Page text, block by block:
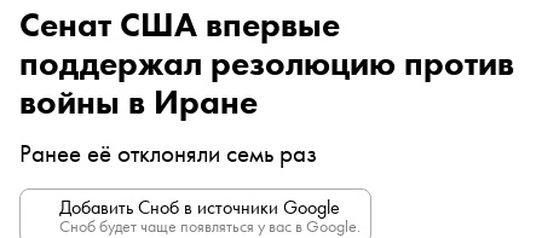
Сенат США впервые
поддержал резолюцию против
войны в Иране
Ранее её отклоняли семь раз
Добавить Сноб в источники Google
Сноб будет чаще появляться у вас в Google.